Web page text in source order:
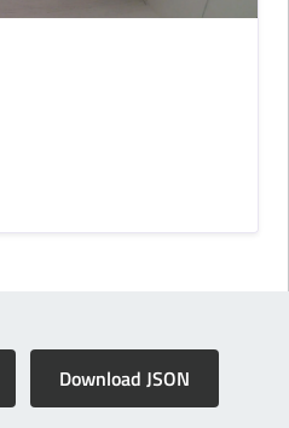
Download JSON